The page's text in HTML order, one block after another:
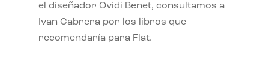
el diseñador Ovidi Benet, consultamos a
Ivan Cabrera por los libros que
recomendaría para Flat.